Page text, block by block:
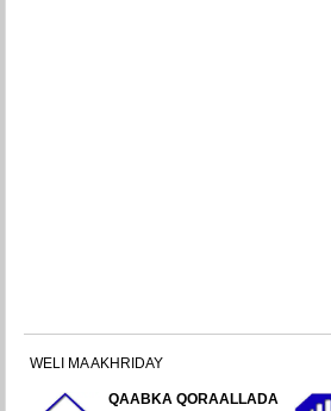
WELI MA AKHRIDAY
QAABKA QORAALLADA